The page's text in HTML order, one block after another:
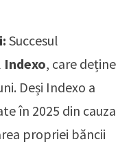
Succesul
Indexo, care deține
Deși Indexo a
în 2025 din cauza
propriei băncii